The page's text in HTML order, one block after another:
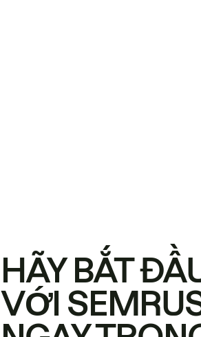
HÃY BẮT
VỚI